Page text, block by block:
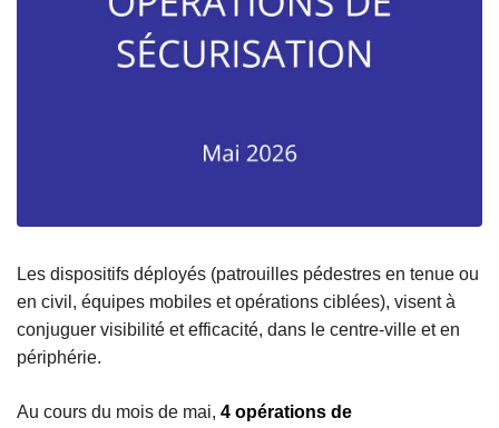
Les dispositifs déployés (patrouilles pédestres en tenue ou
en civil, équipes mobiles et opérations ciblées), visent à
conjuguer visibilité et efficacité, dans le centre-ville et en
périphérie.
Au cours du mois de mai, 4 opérations de